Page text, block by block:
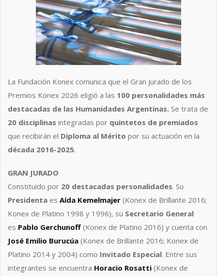
La Fundación Konex comunica que el Gran Jurado de los
Premios Konex 2026 eligió a las 100 personalidades más
destacadas de las Humanidades Argentinas. Se trata de
20 disciplinas integradas por quintetos de premiados
que recibirán el Diploma al Mérito por su actuación en la
década 2016-2025.
GRAN JURADO
Constituido por 20 destacadas personalidades. Su
Presidenta es Aída Kemelmajer (Konex de Brillante 2016;
Konex de Platino 1998 y 1996), su Secretario General
es Pablo Gerchunoff (Konex de Platino 2016) y cuenta con
José Emilio Burucúa (Konex de Brillante 2016; Konex de
Platino 2014 y 2004) como Invitado Especial. Entre sus
integrantes se encuentra Horacio Rosatti (Konex de